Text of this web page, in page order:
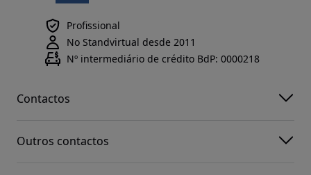
Profissional
No Standvirtual desde 2011
Nº intermediário de crédito BdP: 0000218
Contactos
Outros contactos